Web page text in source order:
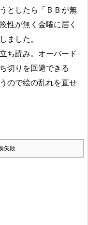
としたら「ＢＢが無
性が無く金曜に届く
ました。
ち読み。オーバード
切りを回避できる
ので絵の乱れを直せ
失敗